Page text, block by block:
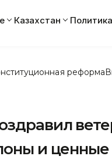
Казахстан Политика
реформа
и ценные